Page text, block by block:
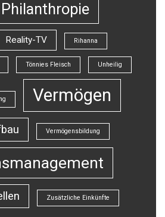
Philanthropie
Reality-TV Rihanna
Tönnies Fleisch Unheilig
Vermögen
Vermögensbildung
Zusätzliche Einkünfte